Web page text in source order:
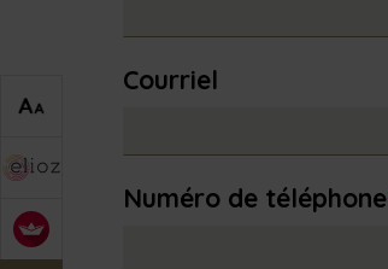
Courriel
Numéro de téléphone